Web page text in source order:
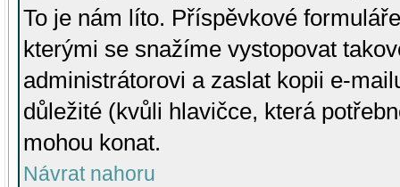
To je nám líto. Příspěvkové
kterými se snažíme vystopovat
administrátorovi a zaslat kopii e-
důležité (kvůli hlavičce, která
mohou konat.
Návrat nahoru